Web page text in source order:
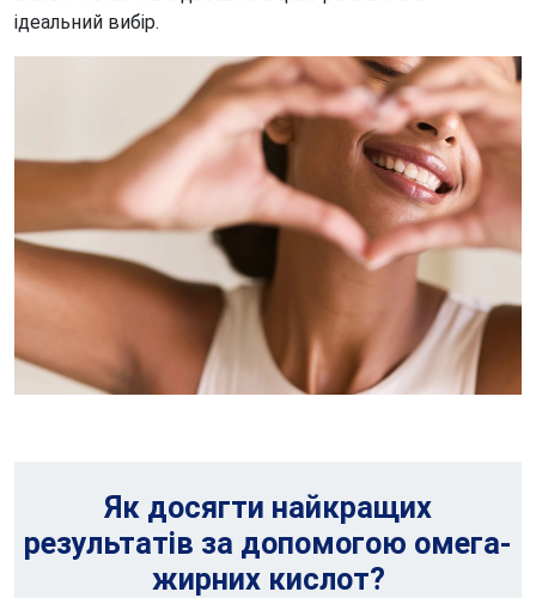
ідеальний вибір.
Як досягти найкращих
результатів за допомогою омега-
жирних кислот?